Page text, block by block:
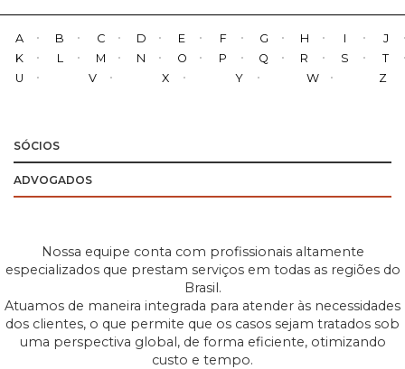
A B C D E F G H I
J
K
L M N O P Q R S
T
U
V X Y W Z
SÓCIOS
ADVOGADOS
Nossa equipe conta com profissionais altamente
especializados que prestam serviços em todas as regiões do
Brasil.
Atuamos de maneira integrada para atender às necessidades
dos clientes, o que permite que os casos sejam tratados sob
uma perspectiva global, de forma eficiente, otimizando
custo e tempo.